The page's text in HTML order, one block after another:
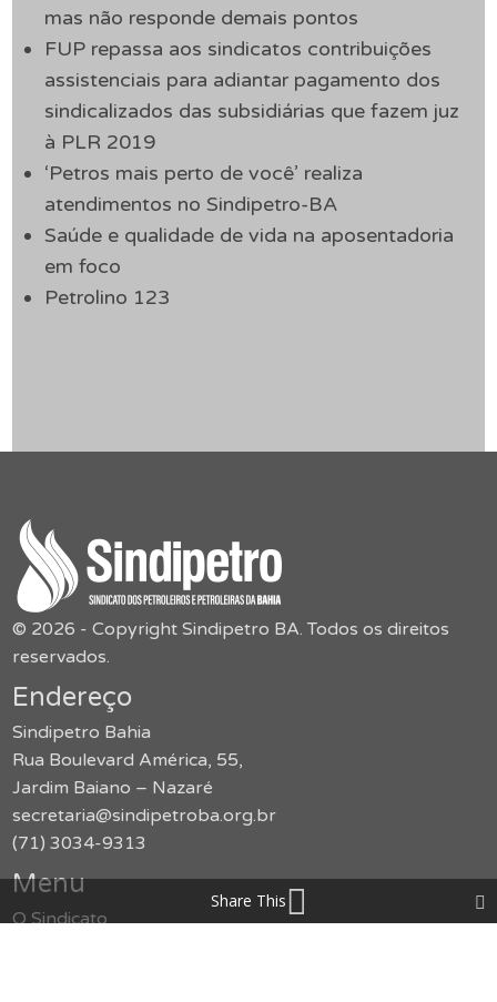
mas não responde demais pontos
FUP repassa aos sindicatos contribuições
assistenciais para adiantar pagamento dos
sindicalizados das subsidiárias que fazem juz
à PLR 2019
‘Petros mais perto de você’ realiza
atendimentos no Sindipetro-BA
Saúde e qualidade de vida na aposentadoria
em foco
Petrolino 123
© 2026 - Copyright Sindipetro BA. Todos os direitos
reservados.
Endereço
Sindipetro Bahia
Rua Boulevard América, 55,
Jardim Baiano – Nazaré
secretaria@sindipetroba.org.br
(71) 3034-9313
Menu
O Sindicato
Share This